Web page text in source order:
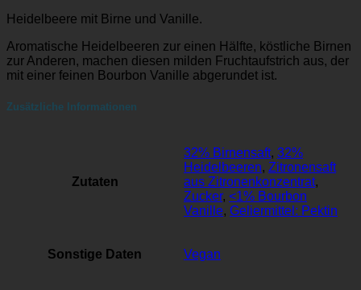
Heidelbeere mit Birne und Vanille.
Aromatische Heidelbeeren zur einen Hälfte, köstliche Birnen
zur Anderen, machen diesen milden Fruchtaufstrich aus, der
mit einer feinen Bourbon Vanille abgerundet ist.
Zusätzliche Informationen
Zutaten
32% Birnensaft, 32%
Heidelbeeren, Zitronensaft
aus Zitronenkonzentrat,
Zucker, <1% Bourbon
Vanille, Geliermittel: Pektin
Sonstige Daten Vegan